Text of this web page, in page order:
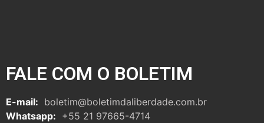
FALE COM O BOLETIM
E-mail: boletim@boletimdaliberdade.com.br
Whatsapp: +55 21 97665-4714